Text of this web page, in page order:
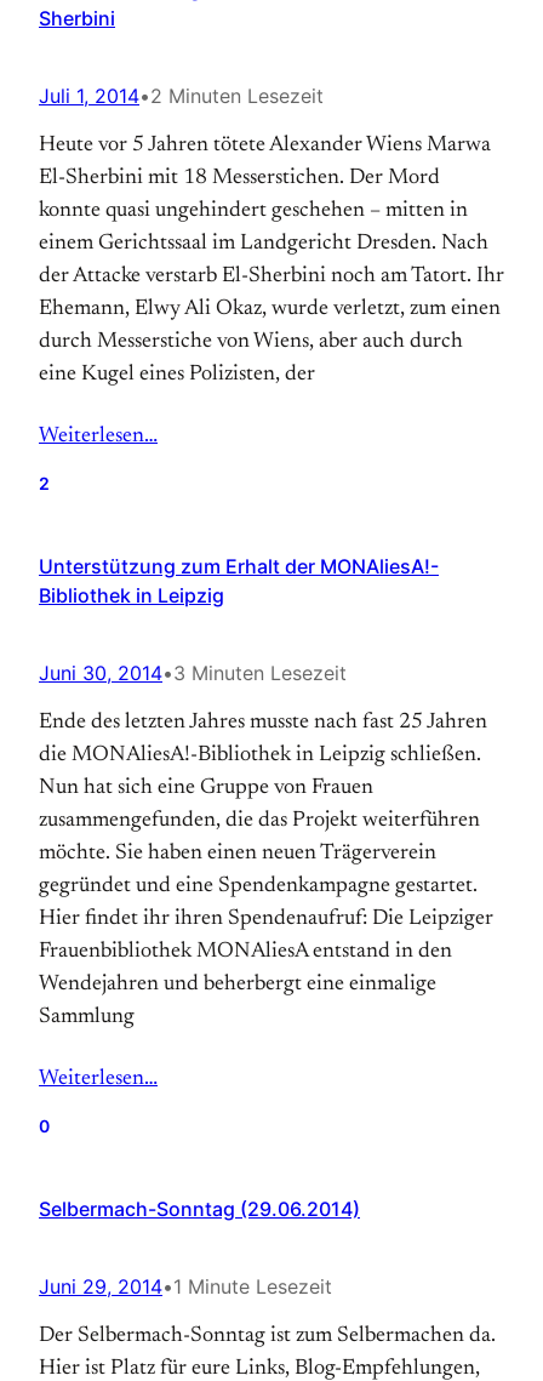
Sherbini
Juli 1, 2014•2 Minuten Lesezeit
Heute vor 5 Jahren tötete Alexander Wiens Marwa
El-Sherbini mit 18 Messerstichen. Der Mord
konnte quasi ungehindert geschehen – mitten in
einem Gerichtssaal im Landgericht Dresden. Nach
der Attacke verstarb El-Sherbini noch am Tatort. Ihr
Ehemann, Elwy Ali Okaz, wurde verletzt, zum einen
durch Messerstiche von Wiens, aber auch durch
eine Kugel eines Polizisten, der
Weiterlesen…
2
Unterstützung zum Erhalt der MONAliesA!-
Bibliothek in Leipzig
Juni 30, 2014•3 Minuten Lesezeit
Ende des letzten Jahres musste nach fast 25 Jahren
die MONAliesA!-Bibliothek in Leipzig schließen.
Nun hat sich eine Gruppe von Frauen
zusammengefunden, die das Projekt weiterführen
möchte. Sie haben einen neuen Trägerverein
gegründet und eine Spendenkampagne gestartet.
Hier findet ihr ihren Spendenaufruf: Die Leipziger
Frauenbibliothek MONAliesA entstand in den
Wendejahren und beherbergt eine einmalige
Sammlung
Weiterlesen…
0
Selbermach-Sonntag (29.06.2014)
Juni 29, 2014•1 Minute Lesezeit
Der Selbermach-Sonntag ist zum Selbermachen da.
Hier ist Platz für eure Links, Blog-Empfehlungen,